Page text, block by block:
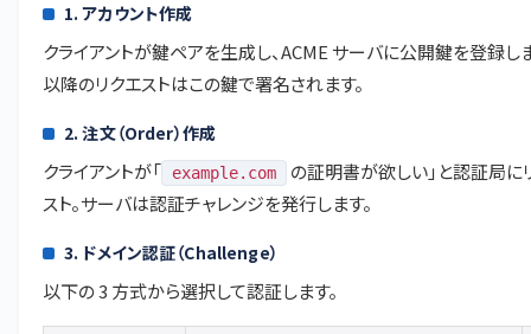
1. アカウント作成
クライアントが鍵ペアを生成し、ACME サーバに公開鍵を登録し
以降のリクエストはこの鍵で署名されます。
2. 注文（Order）作成
クライアントが「 example.com
の証明書が欲しい」と認証局に
スト。サーバは認証チャレンジを発行します。
3. ドメイン認証（Challenge）
以下の 3 方式から選択して認証します。